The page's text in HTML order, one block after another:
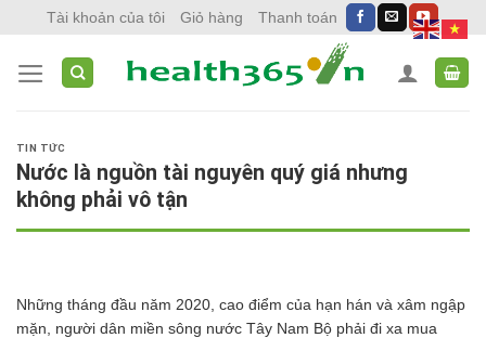
Tài khoản của tôi Giỏ hàng Thanh toán
TIN TỨC
Nước là nguồn tài nguyên quý giá nhưng
không phải vô tận
Những tháng đầu năm 2020, cao điểm của hạn hán và xâm ngập
mặn, người dân miền sông nước Tây Nam Bộ phải đi xa mua